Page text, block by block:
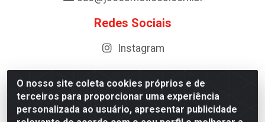
O nosso site coleta cookies próprios e de
terceiros para proporcionar uma experiência
personalizada ao usuário, apresentar publicidade
Redes Sociais
Instagram
Distribuidora de Cosméticos Antoneto LTDA - BA-052,
km 87 - Industrial, Ipirá - BA, 44600-000 - CNPJ